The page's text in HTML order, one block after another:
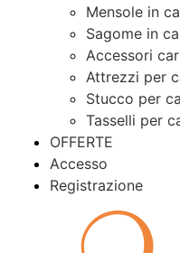
Mensole in
Sagome in
Accessori
Attrezzi per
Stucco per
Tasselli per
OFFERTE
Accesso
Registrazione